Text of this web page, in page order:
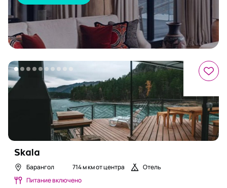
Skala
Барангол 714 мкм от центра
Отель
Питание включено